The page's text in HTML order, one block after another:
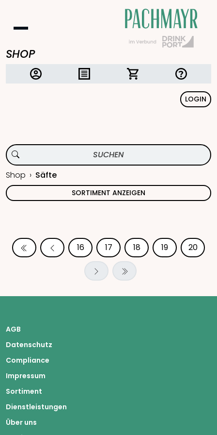
SHOP
LOGIN
Shop Säfte
SORTIMENT ANZEIGEN
16 17 18 19 20
AGB
Datenschutz
Compliance
Impressum
Sortiment
Dienstleistungen
Über uns